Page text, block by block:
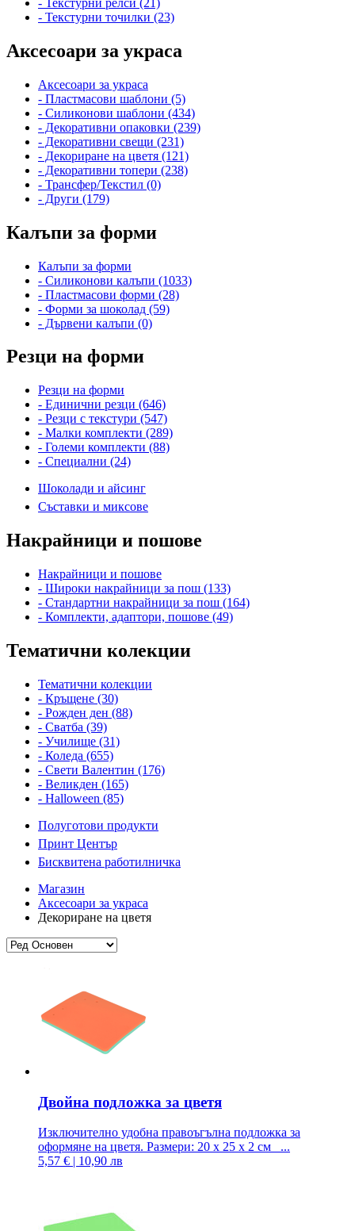
- Текстурни точилки (23)
Аксесоари за украса
Аксесоари за украса
- Пластмасови шаблони (5)
- Силиконови шаблони (434)
- Декоративни опаковки (239)
- Декоративни свещи (231)
- Декориране на цветя (121)
- Декоративни топери (238)
- Трансфер/Текстил (0)
- Други (179)
Калъпи за форми
Калъпи за форми
- Силиконови калъпи (1033)
- Пластмасови форми (28)
- Форми за шоколад (59)
- Дървени калъпи (0)
Резци на форми
Резци на форми
- Единични резци (646)
- Резци с текстури (547)
- Малки комплекти (289)
- Големи комплекти (88)
- Специални (24)
Шоколади и айсинг
Съставки и миксове
Накрайници и пошове
Накрайници и пошове
- Широки накрайници за пош (133)
- Стандартни накрайници за пош (164)
- Комплекти, адаптори, пошове (49)
Тематични колекции
Тематични колекции
- Кръщене (30)
- Рожден ден (88)
- Сватба (39)
- Училище (31)
- Коледа (655)
- Свети Валентин (176)
- Великден (165)
- Halloween (85)
Полуготови продукти
Принт Център
Бисквитена работилничка
Магазин
Аксесоари за украса
Декориране на цветя
Двойна подложка за цветя
Изключително удобна правоъгълна подложка за
оформяне на цветя. Размери: 20 х 25 х 2 см ...
5,57 € | 10,90 лв